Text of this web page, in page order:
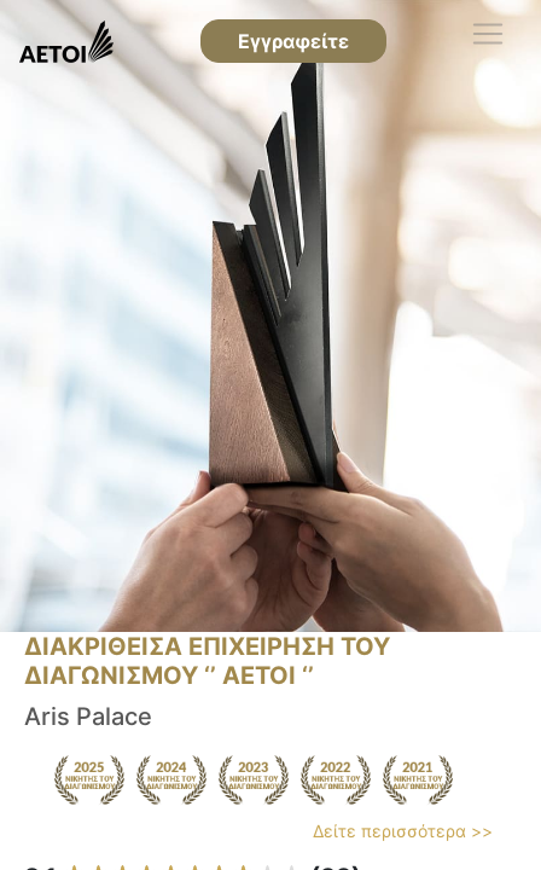
Εγγραφείτε
ΔΙΑΚΡΙΘΕΙΣΑ ΕΠΙΧΕΙΡΗΣΗ ΤΟΥ
ΔΙΑΓΩΝΙΣΜΟΥ ‘’ ΑΕΤΟΙ ‘’
Aris Palace
Δείτε περισσότερα >>